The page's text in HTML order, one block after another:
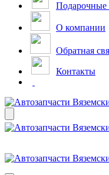
Подарочные
О компании
Обратная
Контакты